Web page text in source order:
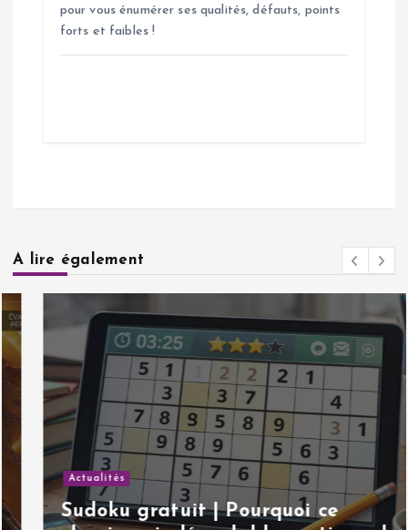
pour vous énumérer ses qualités, défauts, points
forts et faibles !
A lire également
Actualités
Sudoku gratuit | Pourquoi ce